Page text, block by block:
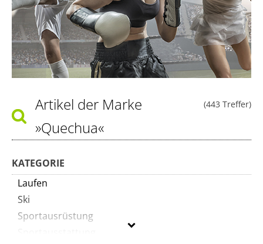
(443 Treffer)
Artikel der Marke
»Quechua«
KATEGORIE
Laufen
Ski
Sportausrüstung